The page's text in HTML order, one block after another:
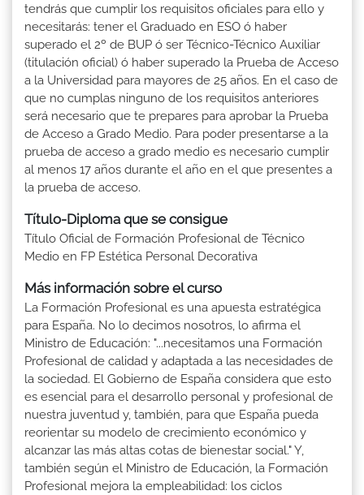
tendrás que cumplir los requisitos oficiales para ello y
necesitarás: tener el Graduado en ESO ó haber
superado el 2º de BUP ó ser Técnico-Técnico Auxiliar
(titulación oficial) ó haber superado la Prueba de Acceso
a la Universidad para mayores de 25 años. En el caso de
que no cumplas ninguno de los requisitos anteriores
será necesario que te prepares para aprobar la Prueba
de Acceso a Grado Medio. Para poder presentarse a la
prueba de acceso a grado medio es necesario cumplir
al menos 17 años durante el año en el que presentes a
la prueba de acceso.
Título-Diploma que se consigue
Título Oficial de Formación Profesional de Técnico
Medio en FP Estética Personal Decorativa
Más información sobre el curso
La Formación Profesional es una apuesta estratégica
para España. No lo decimos nosotros, lo afirma el
Ministro de Educación: "...necesitamos una Formación
Profesional de calidad y adaptada a las necesidades de
la sociedad. El Gobierno de España considera que esto
es esencial para el desarrollo personal y profesional de
nuestra juventud y, también, para que España pueda
reorientar su modelo de crecimiento económico y
alcanzar las más altas cotas de bienestar social." Y,
también según el Ministro de Educación, la Formación
Profesional mejora la empleabilidad: los ciclos